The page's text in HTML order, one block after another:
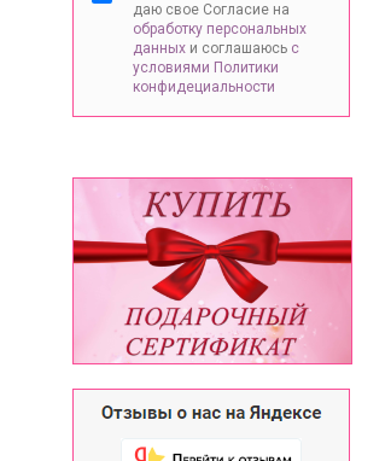
даю свое Согласие на
обработку персональных
данных и соглашаюсь с
условиями Политики
конфидециальности